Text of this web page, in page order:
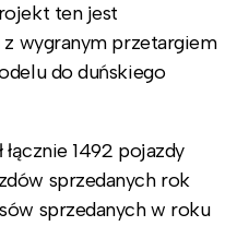
ten jest
wygranym przetargiem
do duńskiego
1492 pojazdy
sprzedanych rok
sprzedanych w roku